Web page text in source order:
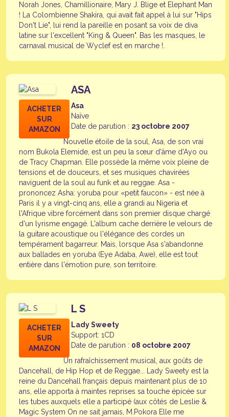
Norah Jones, Chamillionaire, Mary J. Blige et Elephant Man
! La Colombienne Shakira, qui avait fait appel à lui sur "Hips
Don't Lie", lui rend la pareille en posant sa voix de diva
latine sur l'excellent "King & Queen". Bas les masques, le
carnaval musical de Wyclef est en marche !.
ACHETER
SUR
AMAZON
ASA
Asa
Naïve
Date de parution : 23 octobre 2007
Nouvelle étoile de la soul, Asa, de son vrai
nom Bukola Elemide, est un peu la sœur d'âme d'Ayo ou
de Tracy Chapman. Elle possède la même voix pleine de
tensions et de douceurs, et ses musiques chavirées
naviguent de la soul au funk et au reggae. Asa -
prononcez Asha: yoruba pour «petit faucon» - est née à
Paris il y a vingt-cinq ans, elle a grandi au Nigeria et
l'Afrique vibre forcément dans son premier disque chargé
d'un lyrisme engagé. L'album cache derrière le velours de
la guitare acoustique ou l'élégance des cordes un
tempérament bagarreur. Mais, lorsque Asa s'abandonne
aux ballades en yoruba (Eye Adaba, Awe), elle est tout
entière dans l'émotion pure, son territoire.
ACHETER
SUR
AMAZON
L S
Lady Sweety
Support: 1CD
Date de parution : 08 octobre 2007
Un rafraîchissement musical, aux goûts de
Dancehall, de Hip Hop et de Reggae... Lady Sweety est la
reine du Dancehall français depuis maintenant plus de 10
ans, elle apporta à maintes reprises sa touche épicée sur
les tubes auxquels elle a participé (aux côtés de Leslie &
Magic System On ne sait jamais, M.Pokora Elle me